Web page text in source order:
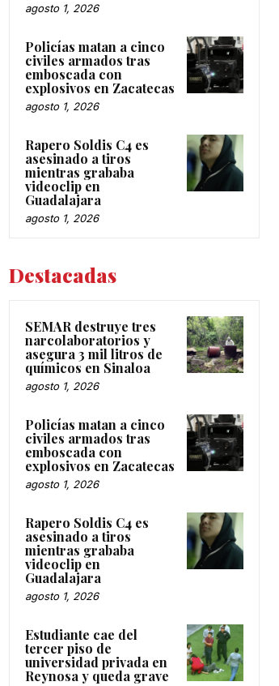
agosto 1, 2026
Policías matan a cinco
civiles armados tras
emboscada con
explosivos en Zacatecas
agosto 1, 2026
Rapero Soldis C4 es
asesinado a tiros
mientras grababa
videoclip en
Guadalajara
agosto 1, 2026
Destacadas
SEMAR destruye tres
narcolaboratorios y
asegura 3 mil litros de
químicos en Sinaloa
agosto 1, 2026
Policías matan a cinco
civiles armados tras
emboscada con
explosivos en Zacatecas
agosto 1, 2026
Rapero Soldis C4 es
asesinado a tiros
mientras grababa
videoclip en
Guadalajara
agosto 1, 2026
Estudiante cae del
tercer piso de
universidad privada en
Reynosa y queda grave